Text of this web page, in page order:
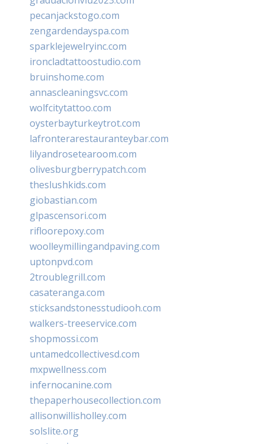
pecanjackstogo.com
zengardendayspa.com
sparklejewelryinc.com
ironcladtattoostudio.com
bruinshome.com
annascleaningsvc.com
wolfcitytattoo.com
oysterbayturkeytrot.com
lafronterarestauranteybar.com
lilyandrosetearoom.com
olivesburgberrypatch.com
theslushkids.com
giobastian.com
glpascensori.com
rifloorepoxy.com
woolleymillingandpaving.com
uptonpvd.com
2troublegrill.com
casateranga.com
sticksandstonesstudiooh.com
walkers-treeservice.com
shopmossi.com
untamedcollectivesd.com
mxpwellness.com
infernocanine.com
thepaperhousecollection.com
allisonwillisholley.com
solslite.org